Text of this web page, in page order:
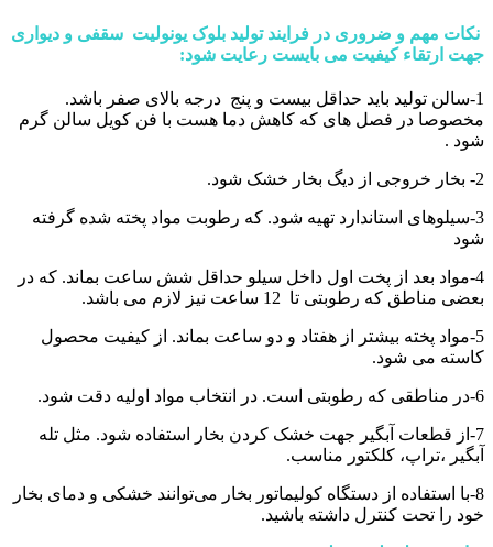
نکات مهم و ضروری در فرایند تولید بلوک یونولیت سقفی و دیواری
جهت ارتقاء کیفیت می بایست رعایت شود:
1-سالن تولید باید حداقل بیست و پنج درجه بالای صفر باشد.
مخصوصا در فصل های که کاهش دما هست با فن کویل سالن گرم
شود .
2- بخار خروجی از دیگ بخار خشک شود.
3-سیلوهای استاندارد تهیه شود. که رطوبت مواد پخته شده گرفته
شود
4-مواد بعد از پخت اول داخل سیلو حداقل شش ساعت بماند. که در
بعضی مناطق که رطوبتی تا 12 ساعت نیز لازم می باشد.
5-مواد پخته بیشتر از هفتاد و دو ساعت بماند. از کیفیت محصول
کاسته می شود.
6-در مناطقی که رطوبتی است. در انتخاب مواد اولیه دقت شود.
7-از قطعات آبگیر جهت خشک کردن بخار استفاده شود. مثل تله
آبگیر ،تراپ، کلکتور مناسب.
8-با استفاده از دستگاه کولیماتور بخار می‌توانند خشکی و دمای بخار
خود را تحت کنترل داشته باشید.